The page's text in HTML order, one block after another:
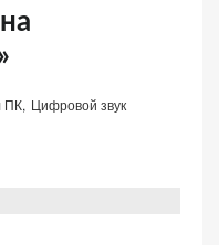
ПК, Цифровой звук